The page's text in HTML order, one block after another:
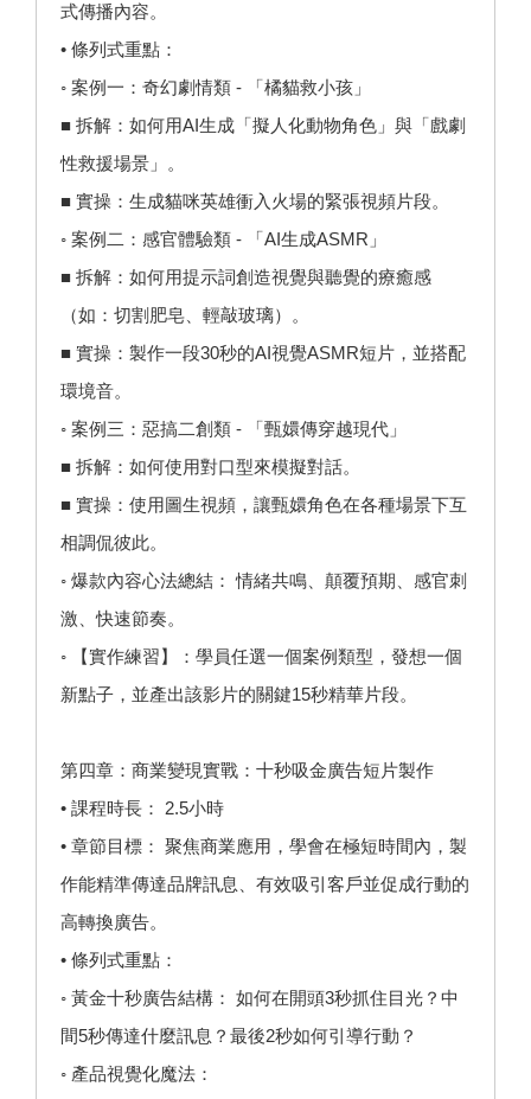
式傳播內容。
• 條列式重點：
◦ 案例一：奇幻劇情類 - 「橘貓救小孩」
■ 拆解：如何用AI生成「擬人化動物角色」與「戲劇
性救援場景」。
■ 實操：生成貓咪英雄衝入火場的緊張視頻片段。
◦ 案例二：感官體驗類 - 「AI生成ASMR」
■ 拆解：如何用提示詞創造視覺與聽覺的療癒感
（如：切割肥皂、輕敲玻璃）。
■ 實操：製作一段30秒的AI視覺ASMR短片，並搭配
環境音。
◦ 案例三：惡搞二創類 - 「甄嬛傳穿越現代」
■ 拆解：如何使用對口型來模擬對話。
■ 實操：使用圖生視頻，讓甄嬛角色在各種場景下互
相調侃彼此。
◦ 爆款內容心法總結： 情緒共鳴、顛覆預期、感官刺
激、快速節奏。
◦ 【實作練習】：學員任選一個案例類型，發想一個
新點子，並產出該影片的關鍵15秒精華片段。
第四章：商業變現實戰：十秒吸金廣告短片製作
• 課程時長： 2.5小時
• 章節目標： 聚焦商業應用，學會在極短時間內，製
作能精準傳達品牌訊息、有效吸引客戶並促成行動的
高轉換廣告。
• 條列式重點：
◦ 黃金十秒廣告結構： 如何在開頭3秒抓住目光？中
間5秒傳達什麼訊息？最後2秒如何引導行動？
◦ 產品視覺化魔法：